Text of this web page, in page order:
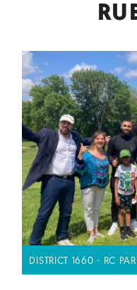
DISTRICT 1660 - RC